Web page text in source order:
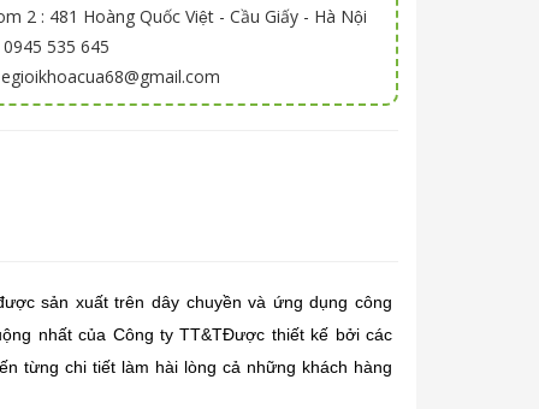
2 : 481 Hoàng Quốc Việt - Cầu Giấy - Hà Nội
535 645
sản xuất trên dây chuyền và ứng dụng công
nhất của Công ty TT&TĐược thiết kế bởi các
từng chi tiết làm hài lòng cả những khách hàng